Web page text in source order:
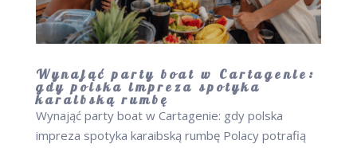
Wynająć party boat w Cartagenie:
gdy polska impreza spotyka
karaibską rumbę
Wynająć party boat w Cartagenie: gdy polska
impreza spotyka karaibską rumbę Polacy potrafią